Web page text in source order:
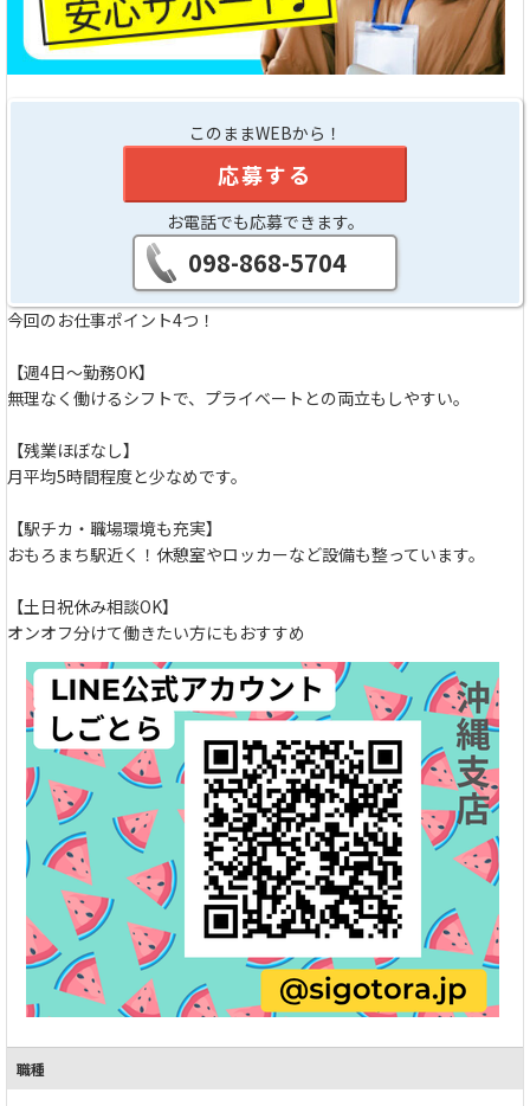
このままWEBから！
応募する
お電話でも応募できます。
098-868-5704
今回のお仕事ポイント4つ！
【週4日～勤務OK】
無理なく働けるシフトで、プライベートとの両立もしやすい。
【残業ほぼなし】
月平均5時間程度と少なめです。
【駅チカ・職場環境も充実】
おもろまち駅近く！休憩室やロッカーなど設備も整っています。
【土日祝休み相談OK】
オンオフ分けて働きたい方にもおすすめ
職種